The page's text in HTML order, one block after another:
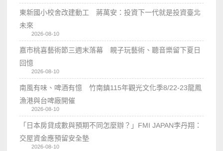
東新國小校舍改建動工 蔣萬安：投資下一代就是投資臺北
未來
2026-08-10
嘉市桃喜藝術節三週末落幕 親子玩藝術、聽音樂留下夏日
回憶
2026-08-10
南風有味、啤酒有憶 竹南鎮115年觀光文化季8/22-23龍鳳
漁港與台啤廠開催
2026-08-10
「日本房貸成數與預期不同怎麼辦？」FMI JAPAN李丹翔：
交屋資金應預留安全墊
2026-08-10